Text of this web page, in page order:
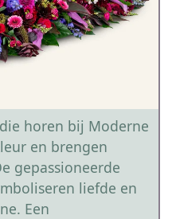
horen bij Moderne
en brengen
gepassioneerde
liefde en
Een